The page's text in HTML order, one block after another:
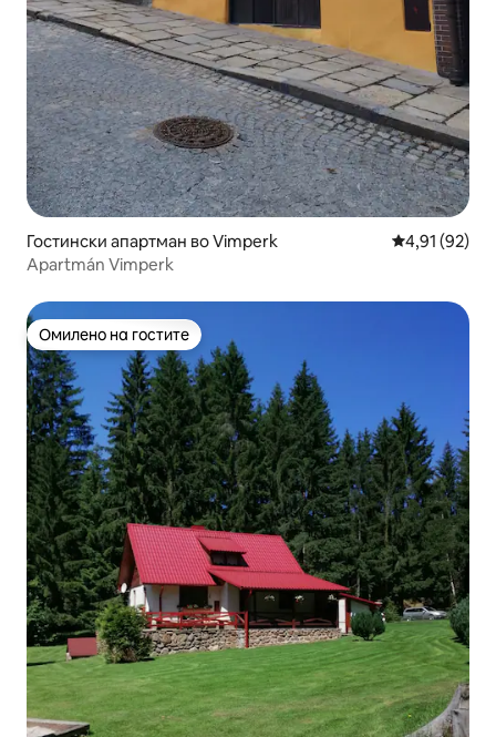
Гостински апартман во Vimperk Просечна
4,91 (92)
Apartmán Vimperk
Омилено на гостите
Омилено на гостите